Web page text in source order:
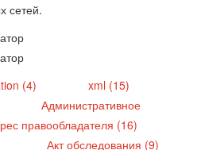
сетей.
(4)
xml (15)
Административное
правообладателя (16)
Акт обследования (9)